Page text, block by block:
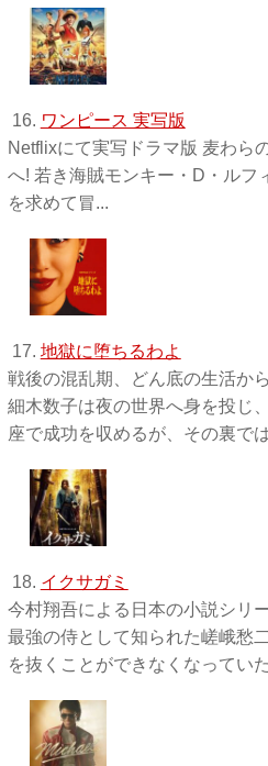
16. ワンピース 実写版
Netflixにて実写ドラマ版 麦わら
へ! 若き海賊モンキー・D・ルフ
を求めて冒...
17. 地獄に堕ちるわよ
戦後の混乱期、どん底の生活か
細木数子は夜の世界へ身を投じ
座で成功を収めるが、その裏で
18. イクサガミ
今村翔吾による日本の小説シリ
最強の侍として知られた嵯峨愁
を抜くことができなくなってい